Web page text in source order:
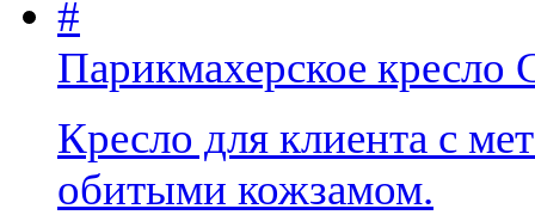
Парикмахерское кресло
Кресло для клиента с
обитыми кожзамом.